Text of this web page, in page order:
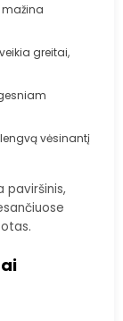
mažina
greitai,
vėsinantį
paviršinis,